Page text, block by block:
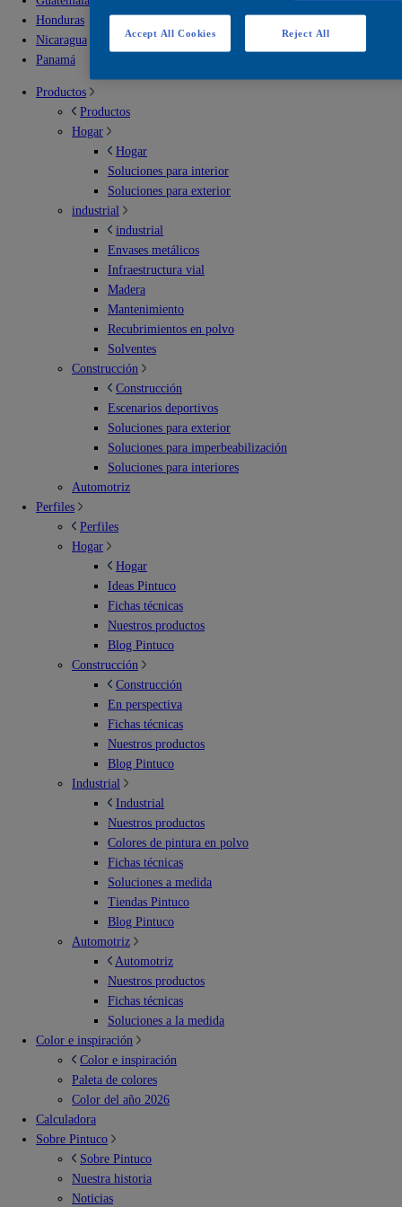
Honduras
Nicaragua
Panamá
Productos
Productos
Hogar
Hogar
Soluciones para interior
Soluciones para exterior
industrial
industrial
Envases metálicos
Infraestructura vial
Madera
Mantenimiento
Recubrimientos en polvo
Solventes
Construcción
Construcción
Escenarios deportivos
Soluciones para exterior
Soluciones para imperbeabilización
Soluciones para interiores
Automotriz
Perfiles
Perfiles
Hogar
Hogar
Ideas Pintuco
Fichas técnicas
Nuestros productos
Blog Pintuco
Construcción
Construcción
En perspectiva
Fichas técnicas
Nuestros productos
Blog Pintuco
Industrial
Industrial
Nuestros productos
Colores de pintura en polvo
Fichas técnicas
Soluciones a medida
Tiendas Pintuco
Blog Pintuco
Automotriz
Automotriz
Nuestros productos
Fichas técnicas
Soluciones a la medida
Color e inspiración
Color e inspiración
Paleta de colores
Color del año 2026
Calculadora
Sobre Pintuco
Sobre Pintuco
Nuestra historia
Noticias
Reject All
Accept All Cookies